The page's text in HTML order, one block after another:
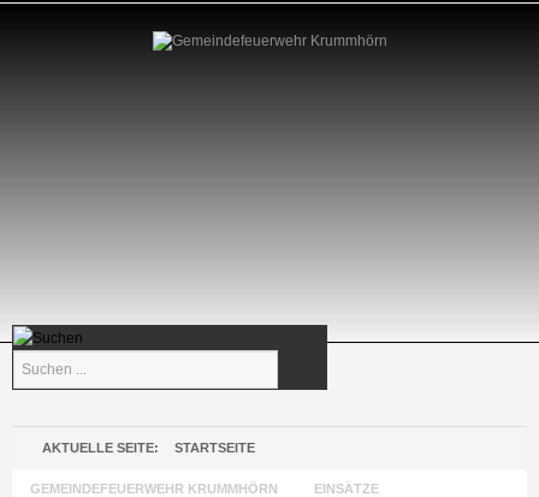
AKTUELLE SEITE: STARTSEITE
GEMEINDEFEUERWEHR KRUMMHÖRN EINSÄTZE